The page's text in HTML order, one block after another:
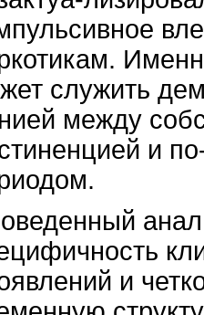
служить
между
и
и